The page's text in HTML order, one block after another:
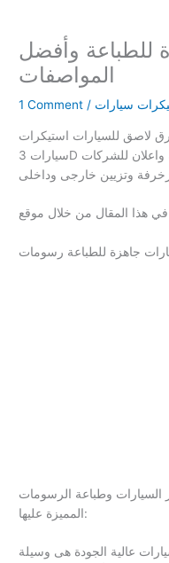
للطباعة وأفضل
المواصفات
1 Comment / سيارات
لاصق للسيارات استيكرات
سيارات 3D ملصقات سباق السيارات استيكر دعاية واعلان للشركات
جاهزة للطباعة رسومات
السيارات وطباعة الرسومات
المميزة عليها:
عالية الجودة هى وسيلة